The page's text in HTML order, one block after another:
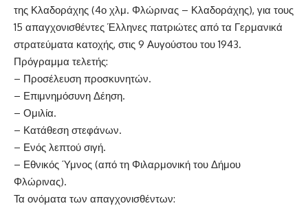
της Κλαδοράχης (4ο χλμ. Φλώρινας – Κλαδοράχης), για τους
15 απαγχονισθέντες Έλληνες πατριώτες από τα Γερμανικά
στρατεύματα κατοχής, στις 9 Αυγούστου του 1943.
Πρόγραμμα τελετής:
– Προσέλευση προσκυνητών.
– Επιμνημόσυνη Δέηση.
– Ομιλία.
– Κατάθεση στεφάνων.
– Ενός λεπτού σιγή.
– Εθνικός Ύμνος (από τη Φιλαρμονική του Δήμου
Φλώρινας).
Τα ονόματα των απαγχονισθέντων: